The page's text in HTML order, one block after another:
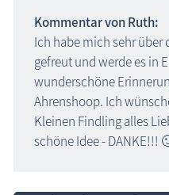
Kommentar von Ruth:
Ich habe mich sehr über
gefreut und werde es in
wunderschöne
Ahrenshoop. Ich
Kleinen Findling alles
schöne Idee - DANKE!!!